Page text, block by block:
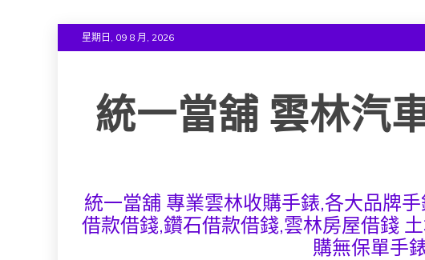
to
星期日, 09 8 月, 2026
統一當舖 雲林汽
統一當舖 專業雲林收購手錶,各大品牌
借款借錢,鑽石借款借錢,雲林房屋借錢
購無保單手